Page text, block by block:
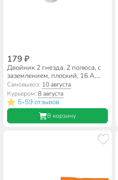
179 ₽
Двойник 2 гнезда, 2 полюса, с
заземлением, плоский, 16 А,
TDM Electric, SQ1806-0026
Самовывоз: 10 августа
Курьером:8 августа
5•59 отзывов
В корзину